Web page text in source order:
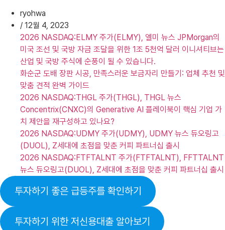
ryohwa
/ 12월 4, 2023
2026 NASDAQ:ELMY 주가(ELMY), 엘미 뉴스 JPMorgan의
미국 조선 및 국방 자금 조달을 위한 1조 5천억 달러 이니셔티브는
산업 및 국방 주식에 순풍이 될 수 있습니다.
화순군 도배 장판 시공, 만족스러운 보금자리 만들기: 업체 추천 및
맞춤 견적 완벽 가이드
2026 NASDAQ:THGL 주가(THGL), THGL 뉴스
Concentrix(CNXC)의 Generative AI 플레이북이 핵심 기업 가
치 제안을 재구성하고 있나요?
2026 NASDAQ:UDMY 주가(UDMY), UDMY 뉴스 듀오링고
(DUOL), Z세대에 초점을 맞춘 커피 파트너십 출시
2026 NASDAQ:FTFTALNT 주가(FTFTALNT), FFTTALNT
뉴스 듀오링고(DUOL), Z세대에 초점을 맞춘 커피 파트너십 출시
투자하기 좋은 급등주를 확인하기
투자하기 위한 저신용대출 알아보기